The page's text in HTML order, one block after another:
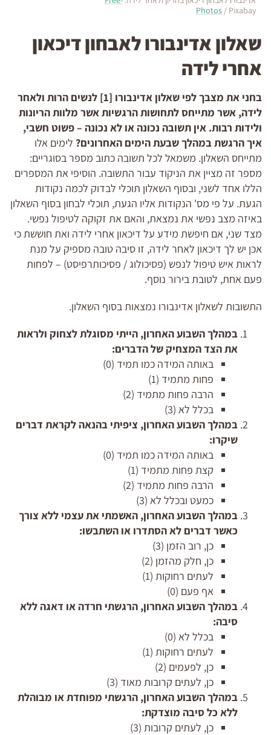
Photos / Pixabay
שאלון אדינבורו לאבחון דיכאון
אחרי לידה
בחני את מצבך לפי שאלון אדינבורו [1] לנשים הרות ולאחר
לידה, אשר מתייחס לתחושות הרגשיות אשר מלוות הריונות
ולידות רבות. אין תשובה נכונה או לא נכונה – פשוט חשבי,
איך הרגשת במהלך שבעת הימים האחרונים? לימים אלו
מתייחס השאלון. משמאל לכל תשובה כתוב מספר בסוגריים:
מספר זה מציין את הניקוד עבור התשובה. הוסיפי את המספרים
הללו אחד לשני, ובסוף השאלון תוכלי לבדוק לכמה נקודות
הגעת. על פי מס' הנקודות אליו הגעת, תוכלי לבחון בסוף השאלון
באיזה מצב נפשי את נמצאת, והאם את זקוקה לטיפול נפשי.
מצד שני, אם חיפשת מידע על דיכאון אחרי לידה ואת חוששת כי
אכן יש לך דיכאון לאחר לידה, זו סיבה טובה מספיק על מנת
לראות איש טיפול לנפש (פסיכולוג / פסיכותרפיסט) – לפחות
פעם אחת, לטובת בירור נוסף.
התשובות לשאלון אדינבורו נמצאות בסוף השאלון.
במהלך השבוע האחרון, הייתי מסוגלת לצחוק ולראות
את הצד המצחיק של הדברים:
באותה המידה כמו תמיד (0)
פחות מתמיד (1)
הרבה פחות מתמיד (2)
בכלל לא (3)
במהלך השבוע האחרון, ציפיתי בהנאה לקראת דברים
שיקרו:
באותה המידה כמו תמיד (0)
קצת פחות מתמיד (1)
הרבה פחות מתמיד (2)
כמעט ובכלל לא (3)
במהלך השבוע האחרון, האשמתי את עצמי ללא צורך
כאשר דברים לא הסתדרו או השתבשו:
כן, רוב הזמן (3)
כן, חלק מהזמן (2)
לעתים רחוקות (1)
אף פעם (0)
במהלך השבוע האחרון, הרגשתי חרדה או דאגה ללא
סיבה:
בכלל לא (0)
לעתים רחוקות (1)
כן, לפעמים (2)
כן, לעתים קרובות מאוד (3)
במהלך השבוע האחרון, הרגשתי מפוחדת או מבוהלת
ללא כל סיבה מוצדקת:
כן, לעתים קרובות (3)